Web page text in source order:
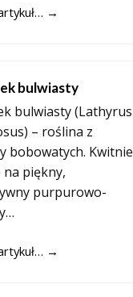
→
bulwiasty
bulwiasty (Lathyrus
– roślina z
bobowatych. Kwitnie
na piękny,
purpurowo-
→